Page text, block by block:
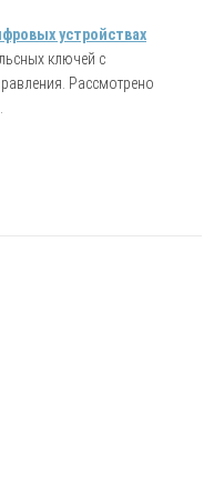
устройствах
ключей с
Рассмотрено